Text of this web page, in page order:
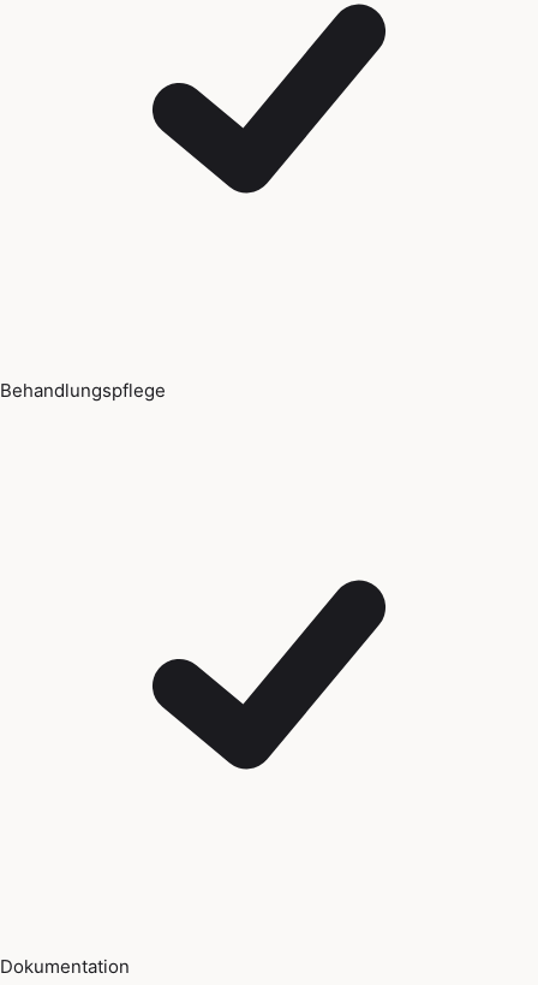
Behandlungspflege
Dokumentation